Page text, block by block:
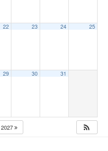
22 23 24 25
29 30 31
2027